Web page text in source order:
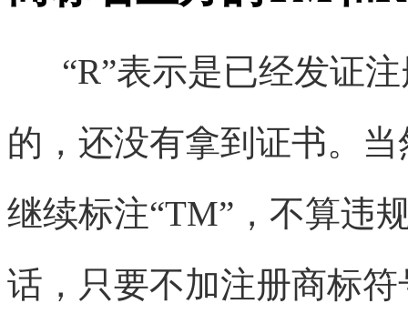
“R”表示是已经发证注
的，还没有拿到证书。
继续标注“TM”，不算违
话，只要不加注册商标